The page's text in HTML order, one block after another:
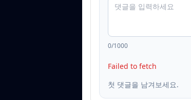
0/1000
Failed to fetch
첫 댓글을 남겨보세요.